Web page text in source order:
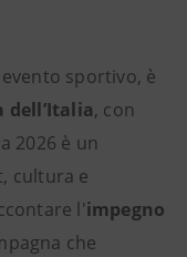
sportivo, è
dell’Italia, con
2026 è un
cultura e
l'impegno
che